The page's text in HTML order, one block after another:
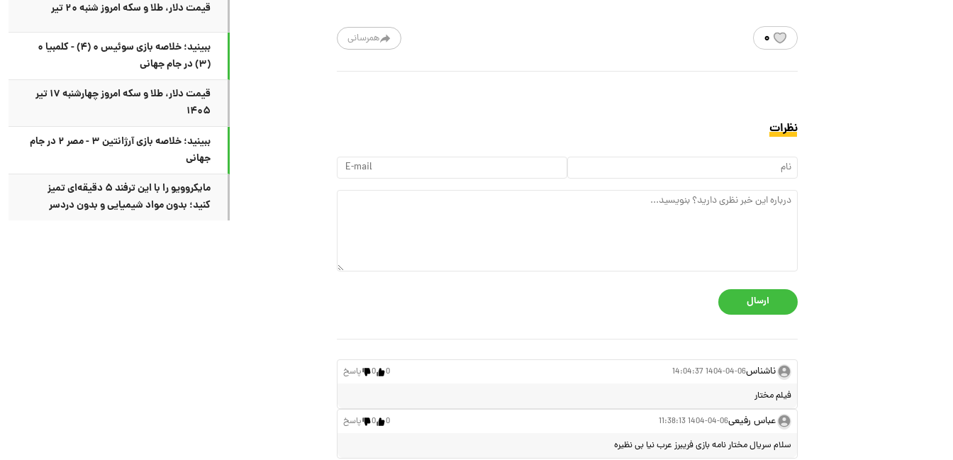
همرسانی ۰
نظرات
ارسال
ناشناس1404-04-06 14:04:37
0
0 پاسخ
فیلم مختار
عباس رفیعی1404-04-06 11:38:13
0
0 پاسخ
سلام سریال مختار نامه بازی فریبرز عرب نیا بی نظیره
قیمت دلار، طلا و سکه امروز شنبه ۲۰ تیر
ببینید؛ خلاصه بازی سوئیس ۰ (۴) - کلمبیا ۰
(۳) در جام جهانی
قیمت دلار، طلا و سکه امروز چهارشنبه ۱۷ تیر
۱۴۰۵
ببینید؛ خلاصه بازی آرژانتین ۳ - مصر ۲ در جام
جهانی
مایکروویو را با این ترفند ۵ دقیقه‌ای تمیز
کنید؛ بدون مواد شیمیایی و بدون دردسر